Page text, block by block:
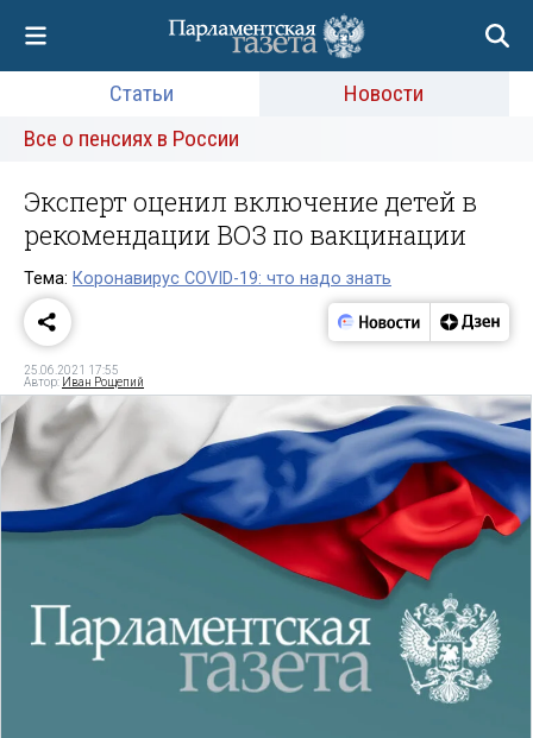
Статьи
Новости
Все о пенсиях в России
Эксперт оценил включение детей в
рекомендации ВОЗ по вакцинации
Тема: Коронавирус COVID-19: что надо знать
25.06.2021 17:55
Автор: Иван Рощепий